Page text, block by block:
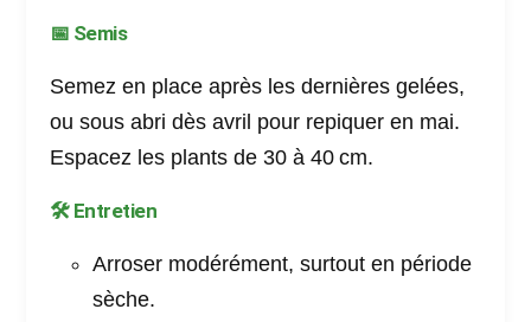
📅 Semis
Semez en place après les dernières gelées,
ou sous abri dès avril pour repiquer en mai.
Espacez les plants de 30 à 40 cm.
🛠️ Entretien
Arroser modérément, surtout en période
sèche.